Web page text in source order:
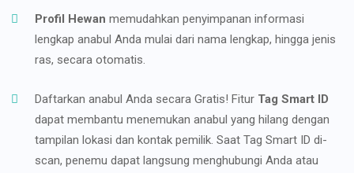
Profil Hewan memudahkan penyimpanan informasi
lengkap anabul Anda mulai dari nama lengkap, hingga jenis
ras, secara otomatis.
Daftarkan anabul Anda secara Gratis! Fitur Tag Smart ID
dapat membantu menemukan anabul yang hilang dengan
tampilan lokasi dan kontak pemilik. Saat Tag Smart ID di-
scan, penemu dapat langsung menghubungi Anda atau